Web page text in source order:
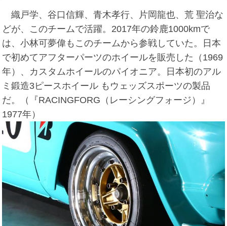
織戸学、谷口信輝、青木孝行、片岡龍也、荒 聖治な
どが、このチームで活躍。2017年の鈴鹿1000kmで
は、小林可夢偉もこのチームから参戦していた。日本
で初めてアフターパーツのホイールを販売した（1969
年）、カスタムホイールのパイオニア。日本初のアル
ミ鍛造3ピースホイール もウェッズスポーツの製品
だ。（『RACINGFORG（レーシングフォージ）』
1977年）